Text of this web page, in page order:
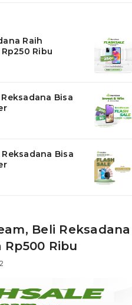
Raih
Ribu
Bisa
Bisa
Beli Reksadana
Ribu